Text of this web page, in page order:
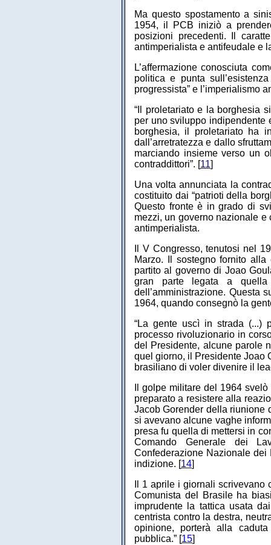
Ma questo spostamento a
1954, il PCB iniziò a
posizioni precedenti. Il
antimperialista e antifeudale e
L’affermazione conosciuta
politica e punta
progressista” e l’imperialismo
“Il proletariato e la borghesia
per uno sviluppo indipendente
borghesia, il proletariato ha
dall’arretratezza e dallo
marciando insieme verso un
contraddittori”. [11]
Una volta annunciata la
costituito dai “patrioti della
Questo fronte è in grado di
mezzi, un governo nazionale e
antimperialista.
Il V Congresso, tenutosi nel
Marzo. Il sostegno fornito
partito al governo di Joao
gran parte legata a
dell’amministrazione. Questa
1964, quando consegnò la
“La gente uscì in strada (...)
processo rivoluzionario in
del Presidente, alcune parole
quel giorno, il Presidente Joao
brasiliano di voler divenire il
Il golpe militare del 1964
preparato a resistere alla
Jacob Gorender della riunione
si avevano alcune vaghe
presa fu quella di mettersi in
Comando Generale dei
Confederazione Nazionale dei
indizione. [14]
Il 1 aprile i giornali
Comunista del Brasile ha
imprudente la tattica usata
centrista contro la destra,
opinione, porterà alla
pubblica.” [15]